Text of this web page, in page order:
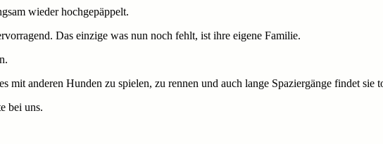
wieder hochgepäppelt.
Das einzige was nun noch fehlt, ist ihre eigene Familie.
mit anderen Hunden zu spielen, zu rennen und auch lange Spaziergänge findet sie
bei uns.